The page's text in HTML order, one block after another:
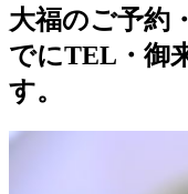
コ
ン
テ
ン
ツ
へ
大福のご予約
でにTEL・御
す。